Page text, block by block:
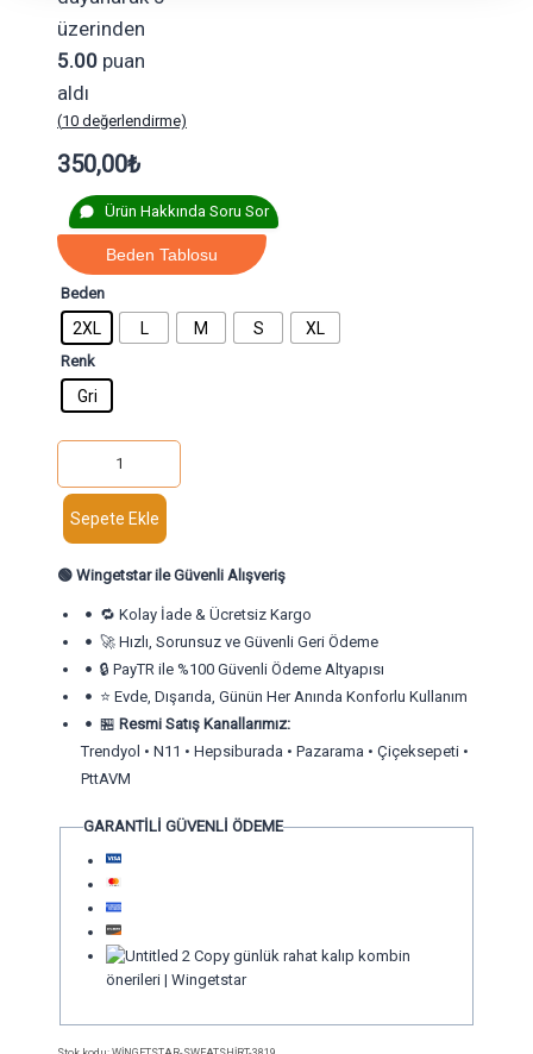
üzerinden
5.00 puan
aldı
(10 değerlendirme)
350,00₺
Ürün Hakkında Soru Sor
Beden Tablosu
Beden
2XL L M S XL
Renk
Gri
Sepete Ekle
🟢 Wingetstar ile Güvenli Alışveriş
🔁 Kolay İade & Ücretsiz Kargo
🚀 Hızlı, Sorunsuz ve Güvenli Geri Ödeme
🔒 PayTR ile %100 Güvenli Ödeme Altyapısı
⭐ Evde, Dışarıda, Günün Her Anında Konforlu Kullanım
🏪 Resmi Satış Kanallarımız:
Trendyol • N11 • Hepsiburada • Pazarama • Çiçeksepeti •
PttAVM
GARANTİLİ GÜVENLİ ÖDEME